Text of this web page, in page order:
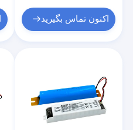
اکنون تماس بگیرید